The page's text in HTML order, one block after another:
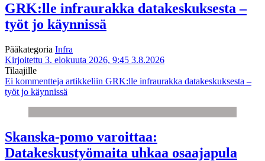
GRK:lle infraurakka datakeskuksesta –
työt jo käynnissä
Pääkategoria Infra
Kirjoitettu 3. elokuuta 2026, 9:45 3.8.2026
Tilaajille
Ei kommentteja artikkeliin GRK:lle infraurakka datakeskuksesta –
työt jo käynnissä
Skanska-pomo varoittaa:
Datakeskustyömaita uhkaa osaajapula